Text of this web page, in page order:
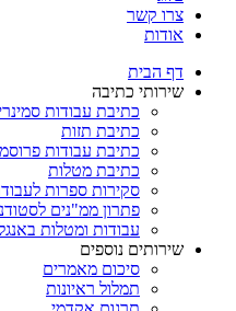
צרו קשר
אודות
דף הבית
שירותי כתיבה
כתיבת עבודות
כתיבת תזות
כתיבת עבודות
כתיבת מטלות
סקירות ספרות
פתרון ממ"נים
עבודות ומטלות
שירותים נוספים
סיכום מאמרים
תמלול ראיונות